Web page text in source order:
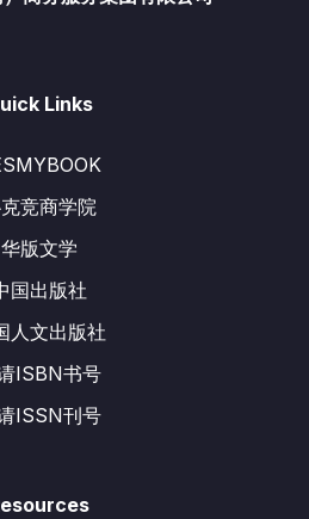
Links
竞商学院
华版文学
国出版社
人文出版社
ISBN书号
ISSN刊号